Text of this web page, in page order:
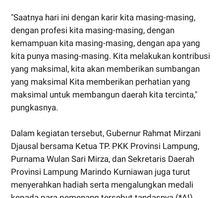
"Saatnya hari ini dengan karir kita masing-masing,
dengan profesi kita masing-masing, dengan
kemampuan kita masing-masing, dengan apa yang
kita punya masing-masing. Kita melakukan kontribusi
yang maksimal, kita akan memberikan sumbangan
yang maksimal Kita memberikan perhatian yang
maksimal untuk membangun daerah kita tercinta,"
pungkasnya.
Dalam kegiatan tersebut, Gubernur Rahmat Mirzani
Djausal bersama Ketua TP. PKK Provinsi Lampung,
Purnama Wulan Sari Mirza, dan Sekretaris Daerah
Provinsi Lampung Marindo Kurniawan juga turut
menyerahkan hadiah serta mengalungkan medali